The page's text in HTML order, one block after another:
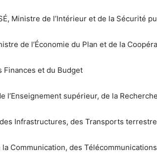
Ministre de l’Intérieur et de la Sécurité
de l’Économie du Plan et de la
Finances et du Budget
l’Enseignement supérieur, de la
Infrastructures, des Transports
Communication, des